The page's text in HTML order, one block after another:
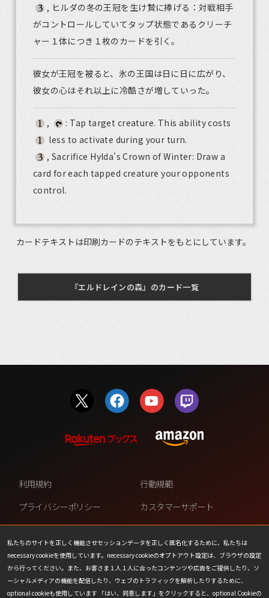
, ヒルダの冬の王冠を生け贄に捧げる：対戦相手
がコントロールしていてタップ状態であるクリーチ
ャー１体につき１枚のカードを引く。
彼女が王冠を被ると、氷の王国は日に日に広がり、
彼女の心はそれ以上に冷酷さが増していった。
,
: Tap target creature. This ability costs
less to activate during your turn.
, Sacrifice Hylda's Crown of Winter: Draw a
card for each tapped creature your opponents
control.
カードテキストは印刷カードのテキストをもとにしています。
『エルドレインの森』のカード一覧
私たちのサイトを正しく機能させセッションデータを正しく匿名化するために、私たちは
necessary cookieを使用しています。necessary cookieのオプトアウト設定は、ブラウザの設定
から行ってください。また、お客さま１人１人に合ったコンテンツや広告をご提供したり、ソ
ーシャルメディアの機能を配信したり、ウェブのトラフィックを解析したりするために、
optional cookieも使用しています 「はい、同意します」をクリックすると、optional Cookieの
利用規約
行動規範
プライバシーポリシー
カスタマーサポート
ファンコンテンツ・ポリシー
個人情報の販売や共有を許可し
ない
COOKIE
プレスリリース
会社情報
お問い合わせ